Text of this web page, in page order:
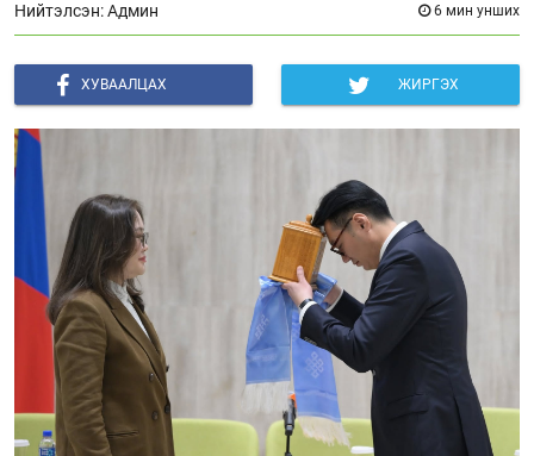
Нийтэлсэн: Админ 6 мин унших
ХУВААЛЦАХ ЖИРГЭХ